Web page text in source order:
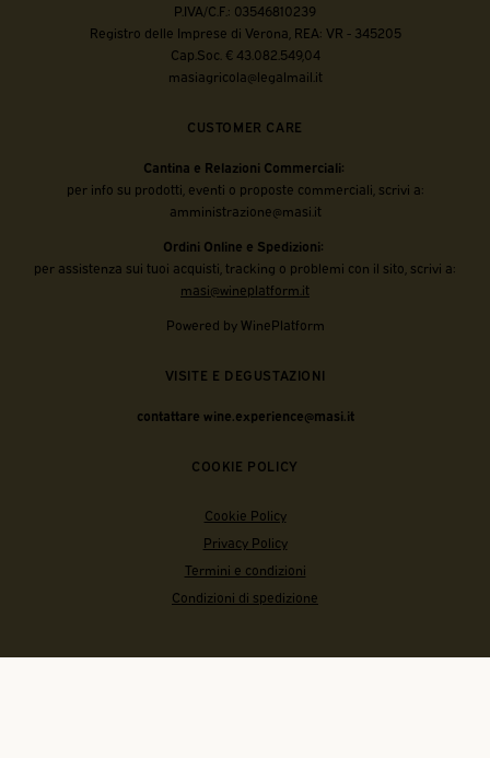
P.IVA/C.F.: 03546810239
Registro delle Imprese di Verona, REA: VR - 345205
Cap.Soc. € 43.082.549,04
masiagricola@legalmail.it
CUSTOMER CARE
Cantina e Relazioni Commerciali:
per info su prodotti, eventi o proposte commerciali, scrivi a:
amministrazione@masi.it
Ordini Online e Spedizioni:
per assistenza sui tuoi acquisti, tracking o problemi con il sito, scrivi a:
masi@wineplatform.it
Powered by WinePlatform
VISITE E DEGUSTAZIONI
contattare wine.experience@masi.it
COOKIE POLICY
Cookie Policy
Privacy Policy
Termini e condizioni
Condizioni di spedizione